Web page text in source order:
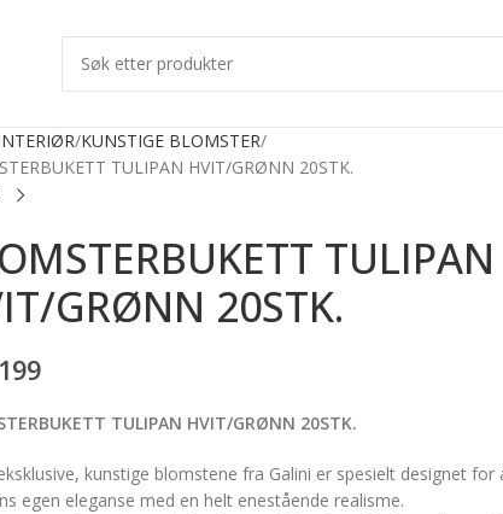
KUNSTIGE BLOMSTER
TULIPAN HVIT/GRØNN 20STK.
TULIPAN
GRØNN 20STK.
TULIPAN HVIT/GRØNN 20STK.
kunstige blomstene fra Galini er spesielt designet for
egen eleganse med en helt enestående realisme.